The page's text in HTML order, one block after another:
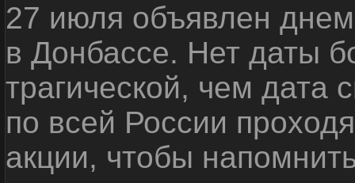
27 июля объявлен
в Донбассе. Нет даты
трагической, чем дата
по всей России
акции, чтобы